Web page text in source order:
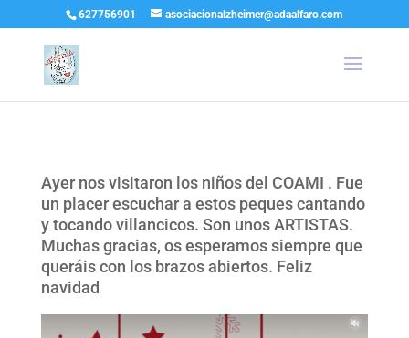
627756901 asociacionalzheimer@adaalfaro.com
Ayer nos visitaron los niños del COAMI . Fue
un placer escuchar a estos peques cantando
y tocando villancicos. Son unos ARTISTAS.
Muchas gracias, os esperamos siempre que
queráis con los brazos abiertos. Feliz
navidad